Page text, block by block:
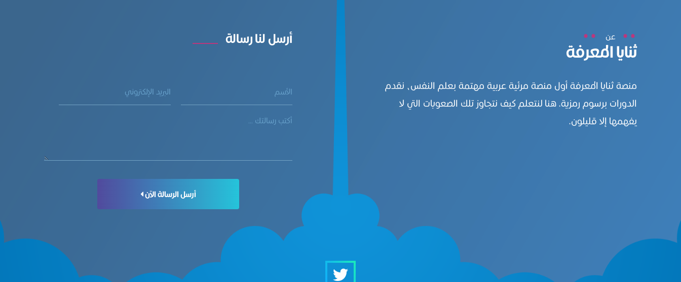
عن
ثنايا المعرفة
منصة ثنايا المعرفة أول منصة مرئية عربية مهتمة بعلم النفس، نقدم
الدورات برسوم رمزية. هنا لنتعلم كيف نتجاوز تلك الصعوبات التي لا
يفهمها إلا قليلون.
أرسل لنا رسالة
أرسل الرسالة الآن